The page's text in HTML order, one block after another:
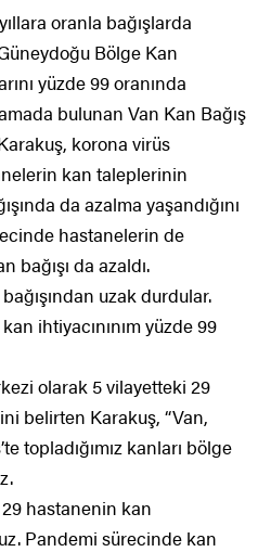
oranla bağışlarda
Bölge Kan
yüzde 99 oranında
bulunan Van Kan Bağış
korona virüs
kan taleplerinin
da azalma yaşandığını
hastanelerin de
bağışı da azaldı.
uzak durdular.
ihtiyacınınım yüzde 99
olarak 5 vilayetteki 29
belirten Karakuş, “Van,
topladığımız kanları bölge
hastanenin kan
Pandemi sürecinde kan